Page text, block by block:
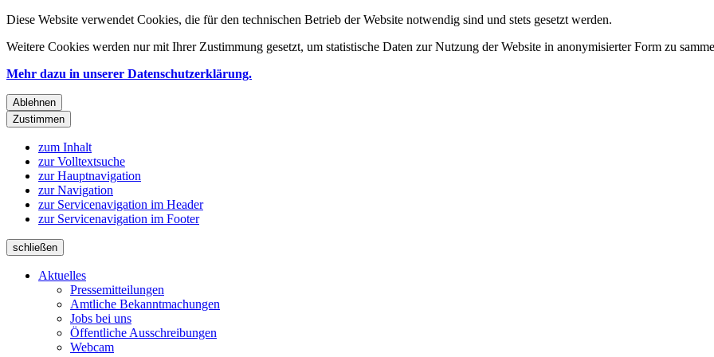
Diese Website verwendet Cookies, die für den technischen Betrieb der Website notwendig sind und stets gesetzt werden.
Weitere Cookies werden nur mit Ihrer Zustimmung gesetzt, um statistische Daten zur Nutzung der Website in anonymisierter Form zu
Mehr dazu in unserer Datenschutzerklärung.
Ablehnen
Zustimmen
zum Inhalt
zur Volltextsuche
zur Hauptnavigation
zur Navigation
zur Servicenavigation im Header
zur Servicenavigation im Footer
schließen
Aktuelles
Pressemitteilungen
Amtliche Bekanntmachungen
Jobs bei uns
Öffentliche Ausschreibungen
Webcam